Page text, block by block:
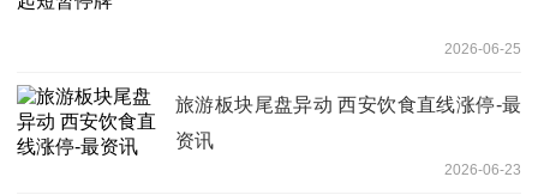
2026-06-25
旅游板块尾盘异动 西安饮食直线涨停-最
资讯
2026-06-23